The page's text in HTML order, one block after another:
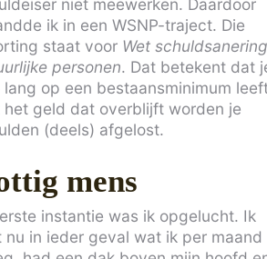
niet meewerken. Daardoor
ik in een WSNP-traject. Die
staat voor Wet schuldsanering
personen. Dat betekent dat
lang op een bestaansminimum
het geld dat overblijft worden je
(deels) afgelost.
mens
instantie was ik opgelucht. Ik
nu in ieder geval wat ik per maand